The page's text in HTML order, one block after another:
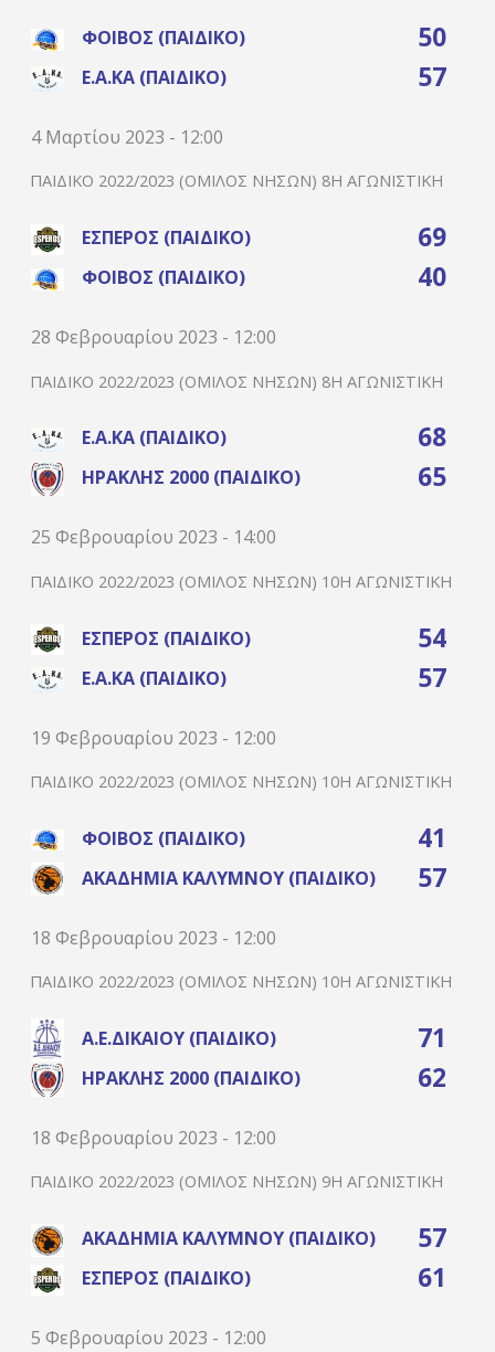
ΦΟΊΒΟΣ (ΠΑΙΔΙΚΌ) 50
Ε.Α.ΚΑ (ΠΑΙΔΙΚΌ) 57
4 Μαρτίου 2023 - 12:00
ΠΑΙΔΙΚΌ 2022/2023 (ΌΜΙΛΟΣ ΝΉΣΩΝ) 8Η ΑΓΩΝΙΣΤΙΚΉ
ΈΣΠΕΡΟΣ (ΠΑΙΔΙΚΌ) 69
ΦΟΊΒΟΣ (ΠΑΙΔΙΚΌ) 40
28 Φεβρουαρίου 2023 - 12:00
ΠΑΙΔΙΚΌ 2022/2023 (ΌΜΙΛΟΣ ΝΉΣΩΝ) 8Η ΑΓΩΝΙΣΤΙΚΉ
Ε.Α.ΚΑ (ΠΑΙΔΙΚΌ) 68
ΗΡΑΚΛΉΣ 2000 (ΠΑΙΔΙΚΌ) 65
25 Φεβρουαρίου 2023 - 14:00
ΠΑΙΔΙΚΌ 2022/2023 (ΌΜΙΛΟΣ ΝΉΣΩΝ) 10Η ΑΓΩΝΙΣΤΙΚΉ
ΈΣΠΕΡΟΣ (ΠΑΙΔΙΚΌ) 54
Ε.Α.ΚΑ (ΠΑΙΔΙΚΌ) 57
19 Φεβρουαρίου 2023 - 12:00
ΠΑΙΔΙΚΌ 2022/2023 (ΌΜΙΛΟΣ ΝΉΣΩΝ) 10Η ΑΓΩΝΙΣΤΙΚΉ
ΦΟΊΒΟΣ (ΠΑΙΔΙΚΌ) 41
ΑΚΑΔΗΜΊΑ ΚΑΛΎΜΝΟΥ (ΠΑΙΔΙΚΌ) 57
18 Φεβρουαρίου 2023 - 12:00
ΠΑΙΔΙΚΌ 2022/2023 (ΌΜΙΛΟΣ ΝΉΣΩΝ) 10Η ΑΓΩΝΙΣΤΙΚΉ
Α.Ε.ΔΙΚΑΊΟΥ (ΠΑΙΔΙΚΌ) 71
ΗΡΑΚΛΉΣ 2000 (ΠΑΙΔΙΚΌ) 62
18 Φεβρουαρίου 2023 - 12:00
ΠΑΙΔΙΚΌ 2022/2023 (ΌΜΙΛΟΣ ΝΉΣΩΝ) 9Η ΑΓΩΝΙΣΤΙΚΉ
ΑΚΑΔΗΜΊΑ ΚΑΛΎΜΝΟΥ (ΠΑΙΔΙΚΌ) 57
ΈΣΠΕΡΟΣ (ΠΑΙΔΙΚΌ) 61
5 Φεβρουαρίου 2023 - 12:00